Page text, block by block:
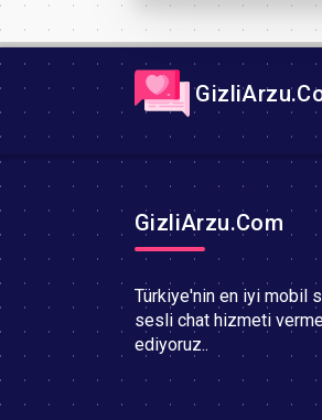
GizliArzu.Com
Türkiye'nin en iyi mobil
sesli chat hizmeti
ediyoruz..